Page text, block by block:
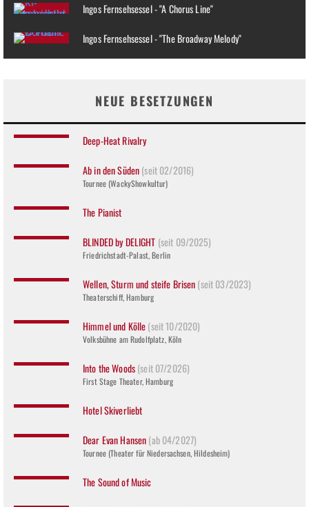
Ingos Fernsehsessel - "A Chorus Line"
Ingos Fernsehsessel - "The Broadway Melody"
NEUE BESETZUNGEN
Deep-Heat Rivalry
Ab in den Süden(seit 02/2016)
Tournee (WackyShowkultur)
The Pianist
BLINDED by DELIGHT (seit 09/2025)
Friedrichstadt-Palast, Berlin
Wellen, Sturm und steife Brisen(seit 03/2023)
Theaterschiff, Hamburg
Himmel und Kölle(seit 10/2020)
Volksbühne am Rudolfplatz, Köln
Into the Woods(seit 07/2026)
First Stage Theater, Hamburg
Hotel Skiverliebt
Dear Evan Hansen(ab 04/2027)
Tournee (Theater für Niedersachsen, Hildesheim)
The Sound of Music